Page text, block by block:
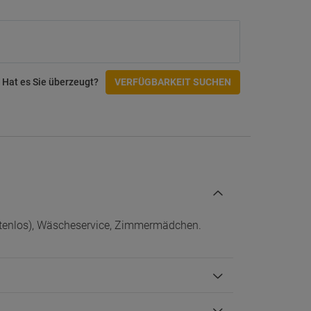
Fitnesscenter und SPA
Aktivitäten
Hat es Sie überzeugt? VERFÜGBARKEIT SUCHEN
Wäscheservice, Zimmermädchen.